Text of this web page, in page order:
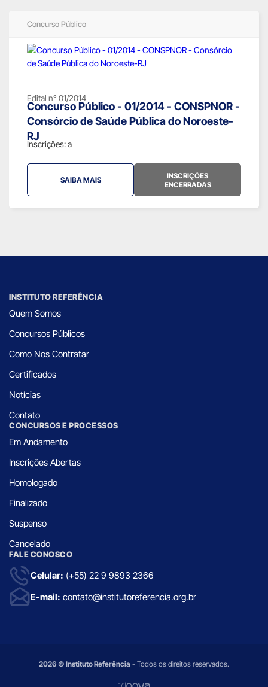
Concurso Público
Edital n° 01/2014
Concurso Público - 01/2014 - CONSPNOR -
Consórcio de Saúde Pública do Noroeste-
RJ
Inscrições:a
SAIBA MAIS
INSCRIÇÕES
ENCERRADAS
INSTITUTO REFERÊNCIA
Quem Somos
Concursos Públicos
Como Nos Contratar
Certificados
Notícias
Contato
CONCURSOS E PROCESSOS
Em Andamento
Inscrições Abertas
Homologado
Finalizado
Suspenso
Cancelado
FALE CONOSCO
Celular: (+55) 22 9 9893 2366
E-mail: contato@institutoreferencia.org.br
2026 © Instituto Referência - Todos os direitos reservados.